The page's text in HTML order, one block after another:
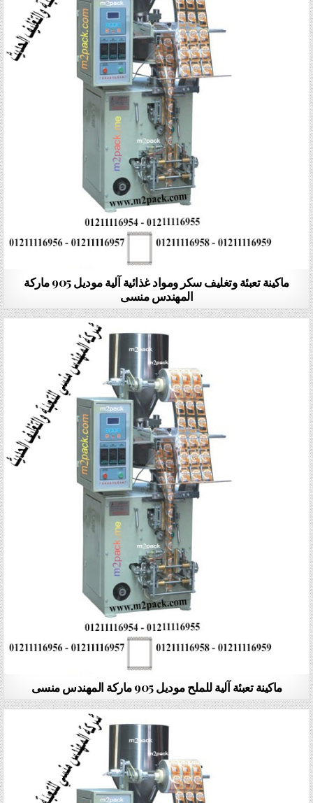
ماكينة تعبئة وتغليف سكر ومواد غذائية آلية موديل 905 ماركة
المهندس منسى
ماكينة تعبئة آلية للملح موديل 905 ماركة المهندس منسى